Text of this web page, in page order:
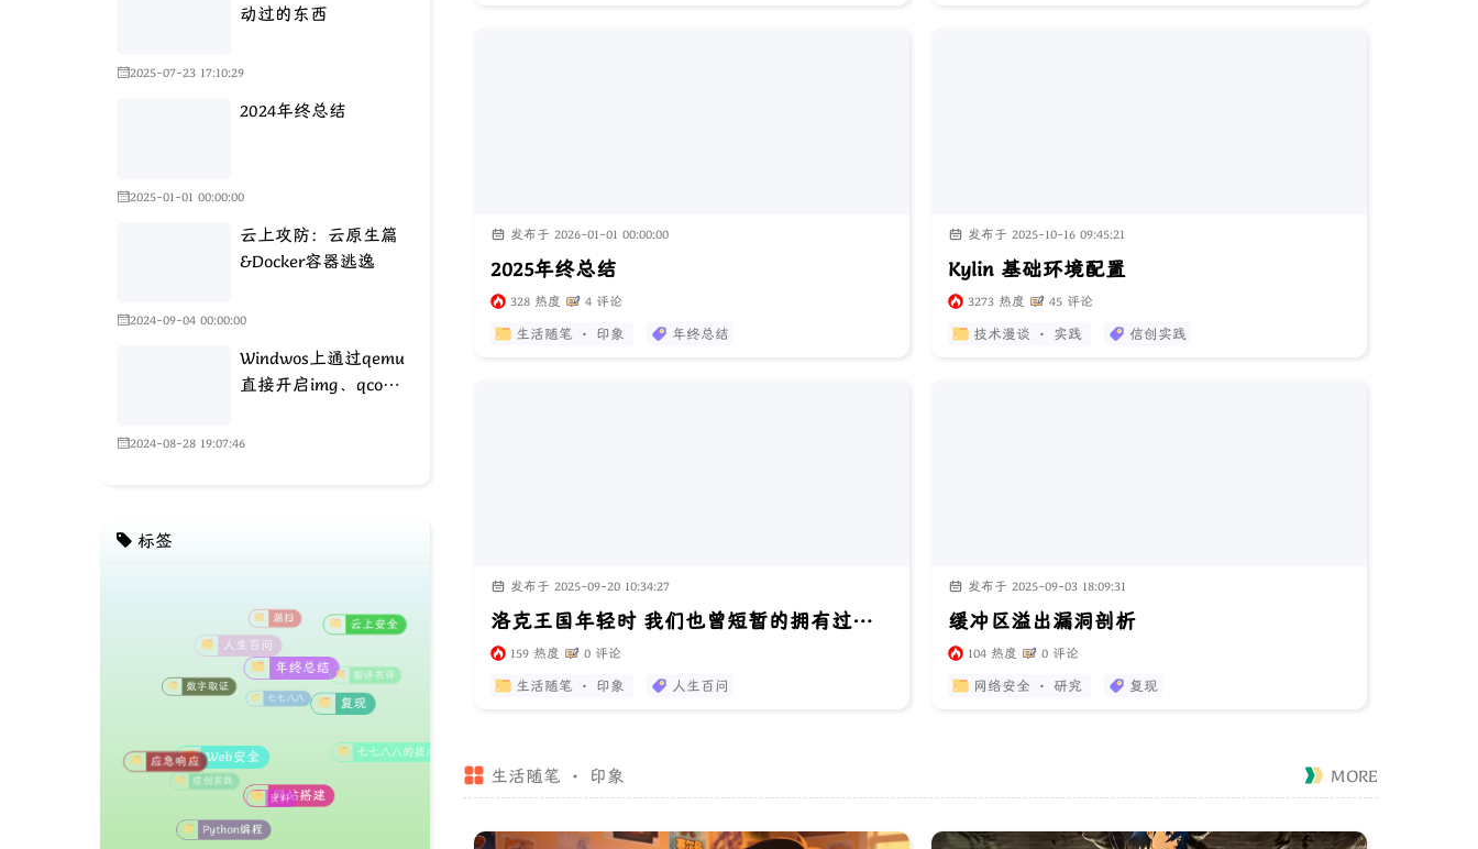
动过的东西
2025-07-23 17:10:29
2024年终总结
2025-01-01 00:00:00
云上攻防：云原生篇
&Docker容器逃逸
2024-09-04 00:00:00
Windwos上通过qemu
直接开启img、qcow2
转vmdk)
2024-08-28 19:07:46
标签
年终总结
数字取证
漏扫
云上安全
复现
网站搭建
Python编程
信创实践
七七八八
影评书评
七七八八的技术
资料
这个游记时间线，卧槽这么熟悉
的排版，用AI复刻了一版我的？
1111，全国可飞
老师太棒了，爱你爱你
给站长刷嘉年华
到此一游
发布于 2026-01-01 00:00:00
2025年终总结
328 热度 4 评论
生活随笔 · 印象 年终总结
发布于 2025-10-16 09:45:21
Kylin 基础环境配置
3273 热度 45 评论
技术漫谈 · 实践 信创实践
发布于 2025-09-20 10:34:27
洛克王国年轻时 我们也曾短暂的拥有过童年
159 热度 0 评论
生活随笔 · 印象 人生百问
发布于 2025-09-03 18:09:31
缓冲区溢出漏洞剖析
104 热度 0 评论
网络安全 · 研究 复现
生活随笔 · 印象 MORE